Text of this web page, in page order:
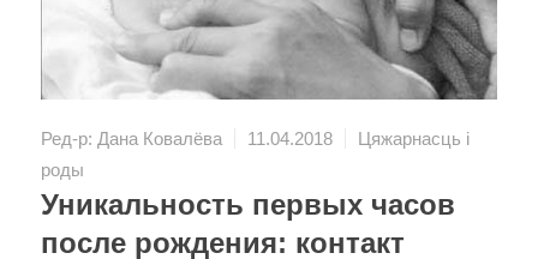
Ред-р: Дана Ковалёва 11.04.2018
Цяжарнасць і
роды
Уникальность первых часов
после рождения: контакт